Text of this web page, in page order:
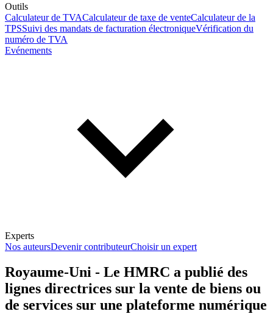
Outils
Calculateur de TVACalculateur de taxe de venteCalculateur de la
TPSSuivi des mandats de facturation électroniqueVérification du
numéro de TVA
Evénements
Experts
Nos auteursDevenir contributeurChoisir un expert
En savoir plus sur la fiscalité
Royaume-Uni - Le HMRC a publié des
lignes directrices sur la vente de biens ou
de services sur une plateforme numérique